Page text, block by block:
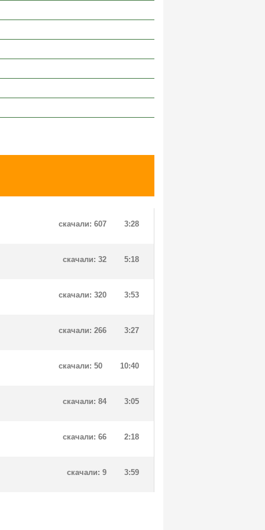
3:28
скачали: 607
5:18
скачали: 32
3:53
скачали: 320
3:27
скачали: 266
10:40
скачали: 50
3:05
скачали: 84
2:18
скачали: 66
3:59
скачали: 9